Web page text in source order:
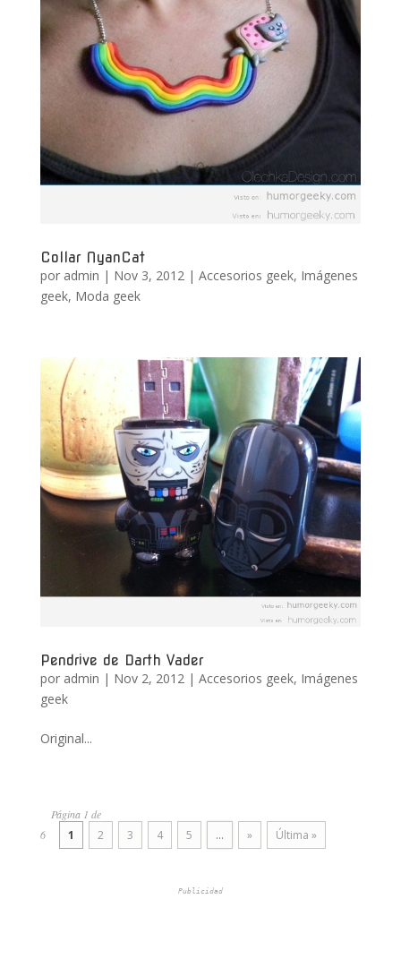
Collar NyanCat
por admin | Nov 3, 2012| Accesorios geek, Imágenes
geek, Moda geek
Pendrive de Darth Vader
por admin | Nov 2, 2012| Accesorios geek, Imágenes
geek
Original...
Página 1 de
6
1 2 3 4 5 ... » Última »
Publicidad